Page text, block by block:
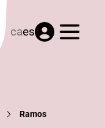
caes Menú
Ramos